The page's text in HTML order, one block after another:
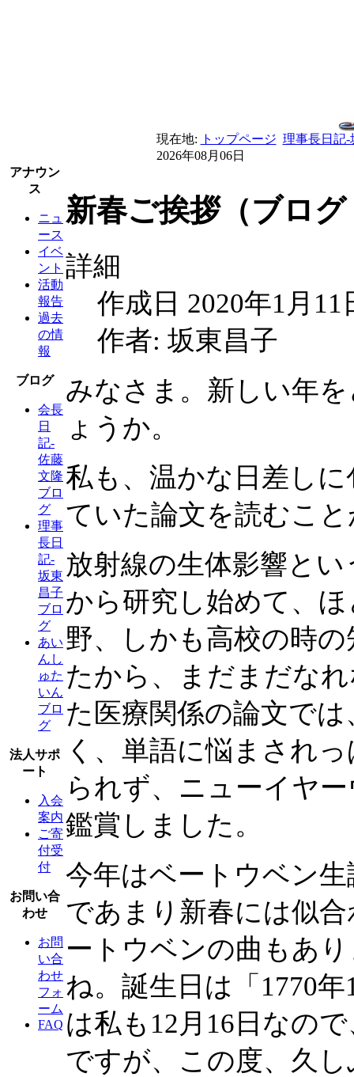
現在地: トップページ 理事長日記-
2026年08月06日
アナウン
ス
ニュ
ース
イベ
ント
活動
報告
過去
の情
報
ブログ
会長
日
記-
佐藤
文隆
ブロ
グ
理事
長日
記-
坂東
昌子
ブロ
グ
あい
んし
ゅた
いん
ブロ
グ
法人サポ
ート
入会
案内
ご寄
付受
付
お問い合
わせ
お問
い合
わせ
フォ
ーム
FAQ
新春ご挨拶（ブログ
詳細
作成日 2020年1月
作者: 坂東昌子
みなさま。新しい年
ょうか。
私も、温かな日差し
ていた論文を読むこ
放射線の生体影響と
から研究し始めて、
野、しかも高校の時
たから、まだまだな
た医療関係の論文で
く、単語に悩まされ
られず、ニューイヤ
鑑賞しました。
今年はベートウベン
であまり新春には似
ートウベンの曲もあ
ね。誕生日は「1770
は私も12月16日なの
ですが、この度、久